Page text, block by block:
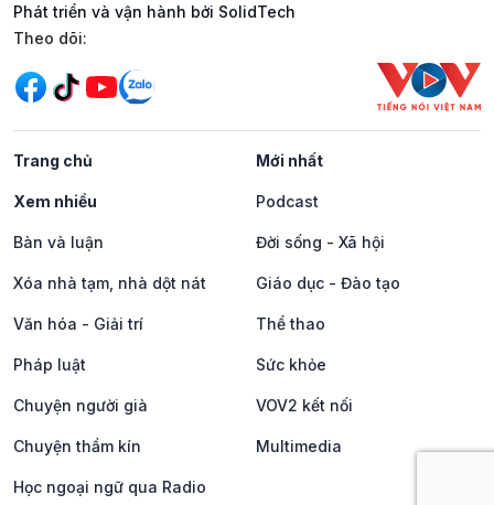
Phát triển và vận hành bởi SolidTech
Mạng xã hội
Theo dõi:
Trang chủ Mới nhất
Xem nhiều Podcast
Bàn và luận Đời sống - Xã hội
Xóa nhà tạm, nhà dột nát Giáo dục - Đào tạo
Văn hóa - Giải trí Thể thao
Pháp luật Sức khỏe
Chuyện người già VOV2 kết nối
Chuyện thầm kín Multimedia
Học ngoại ngữ qua Radio